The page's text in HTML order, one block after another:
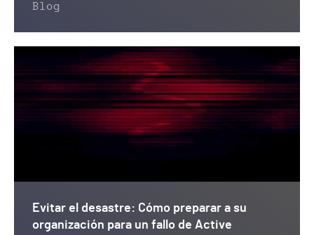
Blog
Evitar el desastre: Cómo preparar a su
organización para un fallo de Active